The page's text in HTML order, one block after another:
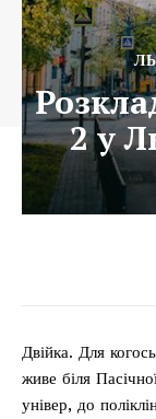
2 у
Двійка. Для
живе біля
універ, до